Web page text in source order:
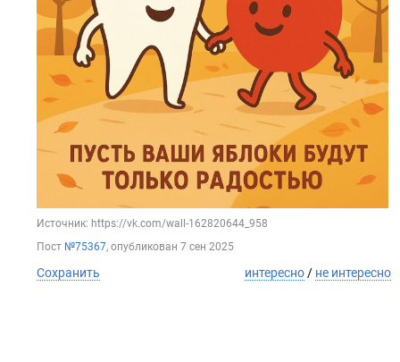
Источник: https://vk.com/wall-162820644_958
Пост №75367, опубликован 7 сен 2025
Сохранить интересно/ не интересно